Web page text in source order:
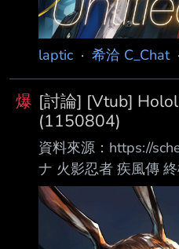
laptic · 希洽 C_Chat·
爆 [討論] [Vtub]
(1150804)
資料來源：https://
ナ 火影忍者 疾風傳
https://
v=gQ_nUUdiDwo 綺
西島 https://